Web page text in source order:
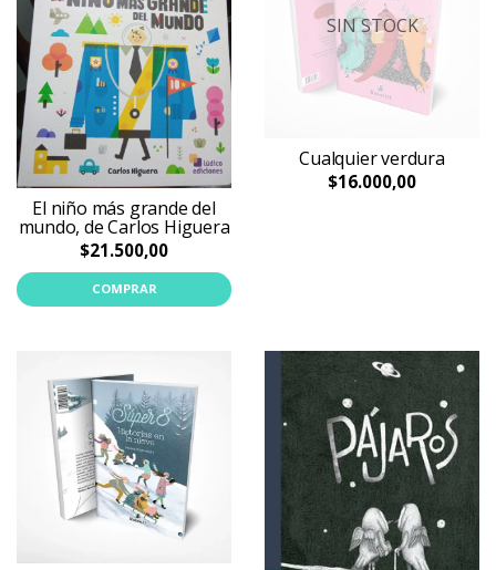
El niño más grande del
mundo, de Carlos Higuera
$21.500,00
COMPRAR
SIN STOCK
Cualquier verdura
$16.000,00